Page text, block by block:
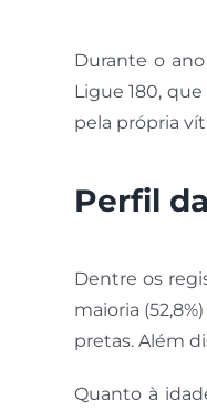
Durante o
Ligue 180,
pela própria
Perfil
Dentre os
maioria
pretas. Além
Quanto à